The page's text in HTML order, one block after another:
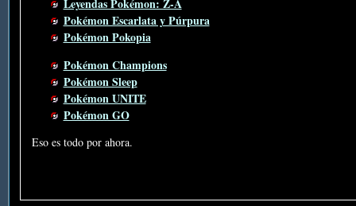
Leyendas Pokémon: Z-A
Pokémon Escarlata y Púrpura
Pokémon Pokopia
Pokémon Champions
Pokémon Sleep
Pokémon UNITE
Pokémon GO
Eso es todo por ahora.